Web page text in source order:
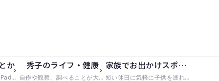
か
iPhone5、iPhone5S、iPad2を使っていく中で発見したことや便利なものを紹介
秀子のライフ・健康
自作や観察、調べることが大好きな僕は大人になっても自由研究がしたい。折角なので、子供の自由研究に使えそうな手軽なものから、大人が喜びそうな自由研究まで、実践と挑戦を交えてレポートしていきます。本気で子供が自由研究に困ったら、タグから「子供向け」を選んでみてください。
家族でお出かけスポット
短い休日に気軽に子供を連れていける場所や、手軽に行けて満足度の高いスポットとか